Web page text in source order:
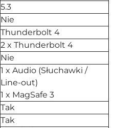
5.3
Nie
Thunderbolt 4
2 x Thunderbolt 4
Nie
1 x Audio (Słuchawki /
Line-out)
1 x MagSafe 3
Tak
Tak